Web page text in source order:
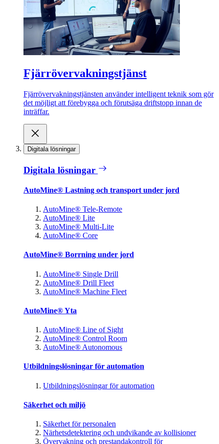
Fjärrövervakningstjänst
Fjärrövervakningstjänsten använder intelligent teknik som gör
det möjligt att förebygga och förutsäga driftstopp innan de
inträffar.
Digitala lösningar
Digitala lösningar
AutoMine® Lastning och transport under jord
AutoMine® Tele-Remote
AutoMine® Lite
AutoMine® Multi-Lite
AutoMine® Core
AutoMine® Borrning under jord
AutoMine® Single Drill
AutoMine® Drill Fleet
AutoMine® Machine Fleet
AutoMine® Yta
AutoMine® Line of Sight
AutoMine® Control Room
AutoMine® Autonomous
Utbildningslösningar för automation
Utbildningslösningar för automation
Säkerhet och miljö
Säkerhet för personalen
Närhetsdetektering och undvikande av kollisioner
Övervakning och prestandakontroll för